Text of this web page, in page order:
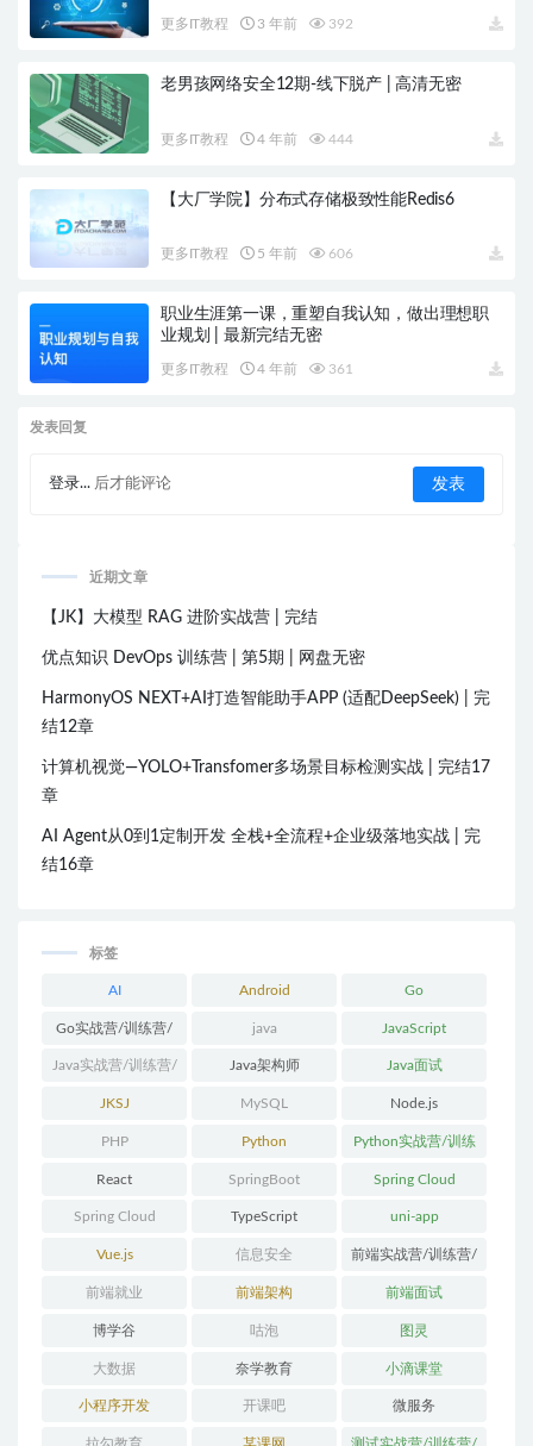
更多IT教程 3 年前 392
老男孩网络安全12期-线下脱产 | 高清无密
更多IT教程 4 年前 444
【大厂学院】分布式存储极致性能Redis6
更多IT教程 5 年前 606
职业生涯第一课，重塑自我认知，做出理想职
业规划 | 最新完结无密
更多IT教程 4 年前 361
发表回复
登录... 后才能评论
近期文章
【JK】大模型 RAG 进阶实战营 | 完结
优点知识 DevOps 训练营 | 第5期 | 网盘无密
HarmonyOS NEXT+AI打造智能助手APP (适配DeepSeek) | 完
结12章
计算机视觉—YOLO+Transfomer多场景目标检测实战 | 完结17
章
AI Agent从0到1定制开发 全栈+全流程+企业级落地实战 | 完
结16章
标签
AI Android Go
Go实战营/训练营/
体系课
java JavaScript
Java实战营/训练营/
体系课
Java架构师 Java面试
JKSJ MySQL Node.js
PHP Python Python实战营/训练
营/体系课
React SpringBoot Spring Cloud
Spring Cloud
Alibaba
TypeScript uni-app
Vue.js 信息安全 前端实战营/训练营/
体系课
前端就业 前端架构 前端面试
博学谷 咕泡 图灵
大数据 奈学教育 小滴课堂
小程序开发 开课吧 微服务